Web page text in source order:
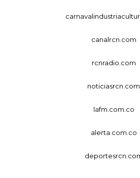
canalrcn.com
rcnradio.com
noticiasrcn.com
lafm.com.co
alerta.com.co